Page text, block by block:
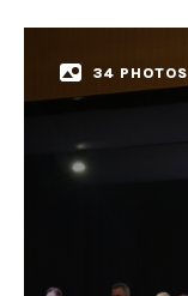
34 PHOTOS